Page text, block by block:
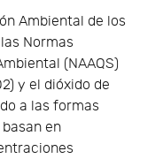
Ambiental de los
Normas
(NAAQS)
y el dióxido de
a las formas
en